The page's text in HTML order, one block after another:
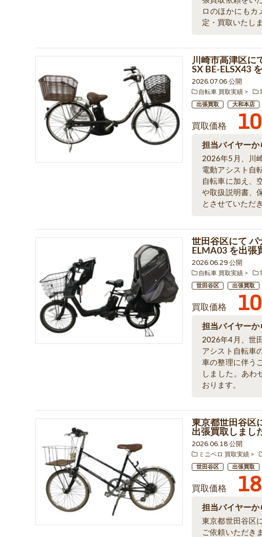
ロのほかにもカ
定・買取いたし
川崎市高津区に
SX BE-ELSX43
2026.07.06 公開
自転車 買取実績
出張買取 大和本店
買取価格
担当バイヤーか
2026年5月、川
電動アシスト自
自転車に加え、
や取扱説明書、
とさせていただ
世田谷区にて パ
ELMA03 を出張
2026.06.29 公開
自転車 買取実績
世田谷区 出張買取
買取価格
担当バイヤーか
2026年4月、世
アシスト自転車
車の整理に伴う
しました。あわ
おります。
東京都世田谷区
出張買取しまし
2026.06.18 公開
ミニベロ 買取実績
世田谷区 出張買取
買取価格
担当バイヤーか
東京都世田谷区
ご依頼いただき